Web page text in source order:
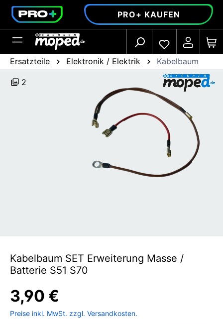
springen PRO+ KAUFEN
Ersatzteile Elektronik / Elektrik Kabelbaum
2
Kabelbaum SET Erweiterung Masse /
Batterie S51 S70
3,90 €
Preise inkl. MwSt. zzgl. Versandkosten.